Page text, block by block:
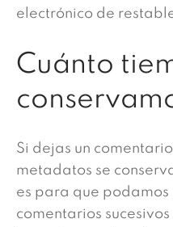
electrónico de
Cuánto
Si dejas un
metadatos se
es para que
comentarios